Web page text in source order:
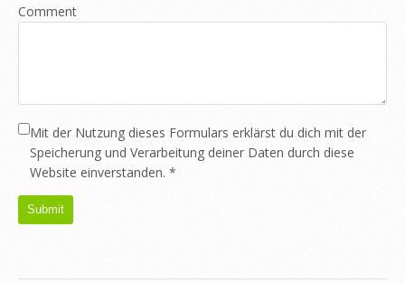
Comment
Mit der Nutzung dieses Formulars erklärst du dich mit der
Speicherung und Verarbeitung deiner Daten durch diese
Website einverstanden. *